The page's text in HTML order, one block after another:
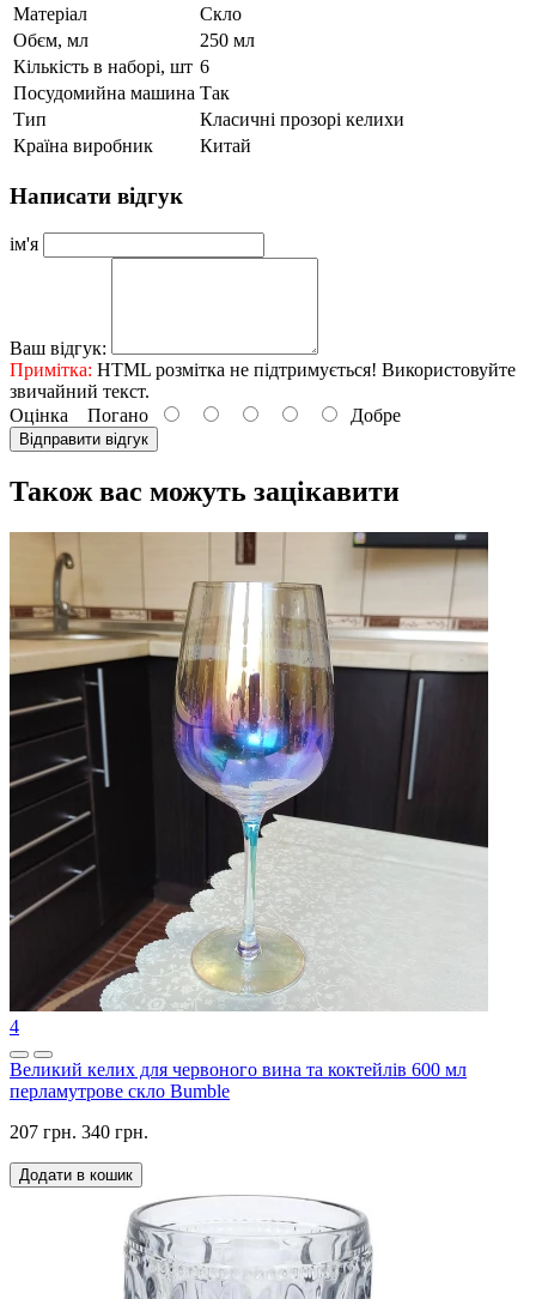
Матеріал
Скло
Обєм, мл
250 мл
Кількість в наборі, шт 6
Посудомийна машина Так
Тип
Класичні прозорі келихи
Країна виробник
Китай
Написати відгук
ім'я
Ваш відгук:
Примітка: HTML розмітка не підтримується! Використовуйте
звичайний текст.
Оцінка Погано Добре
Відправити відгук
Також вас можуть зацікавити
4
Великий келих для червоного вина та коктейлів 600 мл
перламутрове скло Bumble
207 грн. 340 грн.
Додати в кошик